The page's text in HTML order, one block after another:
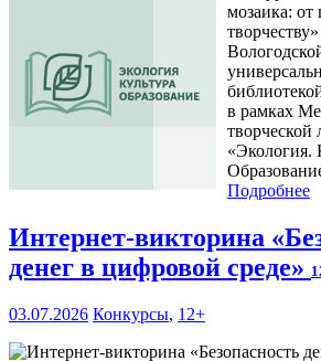
мозаика: от
в рамках
творческой
«Экология.
Подробнее
Интернет-викторина
денег в цифровой среде»
03.07.2026 Конкурсы, 12+